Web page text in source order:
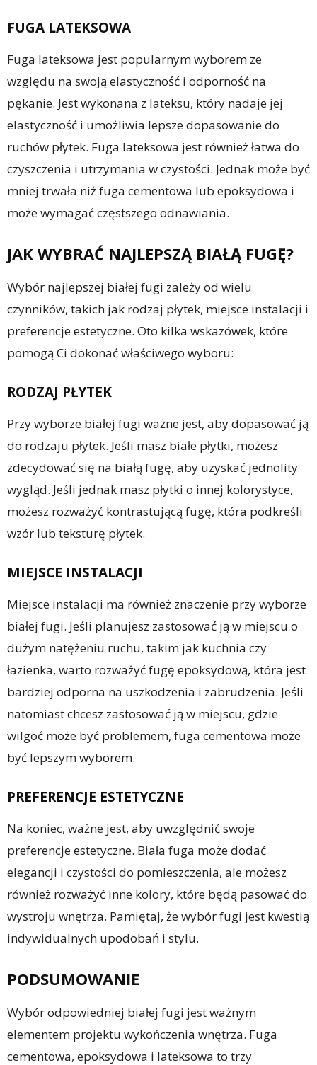
FUGA LATEKSOWA
Fuga lateksowa jest popularnym wyborem ze
względu na swoją elastyczność i odporność na
pękanie. Jest wykonana z lateksu, który nadaje jej
elastyczność i umożliwia lepsze dopasowanie do
ruchów płytek. Fuga lateksowa jest również łatwa do
czyszczenia i utrzymania w czystości. Jednak może być
mniej trwała niż fuga cementowa lub epoksydowa i
może wymagać częstszego odnawiania.
JAK WYBRAĆ NAJLEPSZĄ BIAŁĄ FUGĘ?
Wybór najlepszej białej fugi zależy od wielu
czynników, takich jak rodzaj płytek, miejsce instalacji i
preferencje estetyczne. Oto kilka wskazówek, które
pomogą Ci dokonać właściwego wyboru:
RODZAJ PŁYTEK
Przy wyborze białej fugi ważne jest, aby dopasować ją
do rodzaju płytek. Jeśli masz białe płytki, możesz
zdecydować się na białą fugę, aby uzyskać jednolity
wygląd. Jeśli jednak masz płytki o innej kolorystyce,
możesz rozważyć kontrastującą fugę, która podkreśli
wzór lub teksturę płytek.
MIEJSCE INSTALACJI
Miejsce instalacji ma również znaczenie przy wyborze
białej fugi. Jeśli planujesz zastosować ją w miejscu o
dużym natężeniu ruchu, takim jak kuchnia czy
łazienka, warto rozważyć fugę epoksydową, która jest
bardziej odporna na uszkodzenia i zabrudzenia. Jeśli
natomiast chcesz zastosować ją w miejscu, gdzie
wilgoć może być problemem, fuga cementowa może
być lepszym wyborem.
PREFERENCJE ESTETYCZNE
Na koniec, ważne jest, aby uwzględnić swoje
preferencje estetyczne. Biała fuga może dodać
elegancji i czystości do pomieszczenia, ale możesz
również rozważyć inne kolory, które będą pasować do
wystroju wnętrza. Pamiętaj, że wybór fugi jest kwestią
indywidualnych upodobań i stylu.
PODSUMOWANIE
Wybór odpowiedniej białej fugi jest ważnym
elementem projektu wykończenia wnętrza. Fuga
cementowa, epoksydowa i lateksowa to trzy